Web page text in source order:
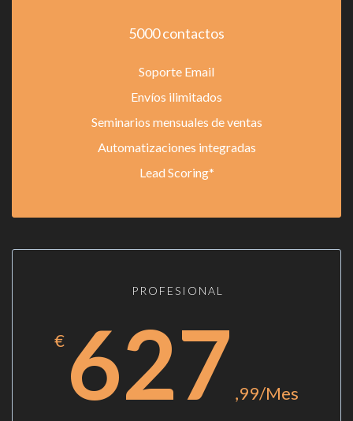
5000 contactos
Soporte Email
Envíos ilimitados
Seminarios mensuales de ventas
Automatizaciones integradas
Lead Scoring*
PROFESIONAL
€ 627 ,99/Mes